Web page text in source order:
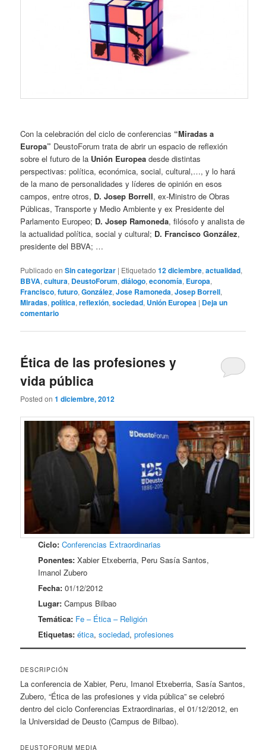
Con la celebración del ciclo de conferencias “Miradas a
Europa” DeustoForum trata de abrir un espacio de reflexión
sobre el futuro de la Unión Europea desde distintas
perspectivas: política, económica, social, cultural,…, y lo hará
de la mano de personalidades y líderes de opinión en esos
campos, entre otros, D. Josep Borrell, ex-Ministro de Obras
Públicas, Transporte y Medio Ambiente y ex Presidente del
Parlamento Europeo; D. Josep Ramoneda, filósofo y analista de
la actualidad política, social y cultural; D. Francisco González,
presidente del BBVA; …
Publicado en Sin categorizar | Etiquetado 12 diciembre,actualidad,
BBVA,cultura, DeustoForum,diálogo,economía, Europa,
Francisco,futuro,González,Jose Ramoneda,Josep Borrell,
Miradas,política,reflexión,sociedad, Unión Europea | Deja un
comentario
Ética de las profesiones y
vida pública
Posted on1 diciembre, 2012
Ciclo: Conferencias Extraordinarias
Ponentes: Xabier Etxeberria, Peru Sasía Santos,
Imanol Zubero
Fecha: 01/12/2012
Lugar: Campus Bilbao
Temática: Fe – Ética – Religión
Etiquetas: ética,sociedad,profesiones
DESCRIPCIÓN
La conferencia de Xabier, Peru, Imanol Etxeberria, Sasía Santos,
Zubero, “Ética de las profesiones y vida pública” se celebró
dentro del ciclo Conferencias Extraordinarias, el 01/12/2012, en
la Universidad de Deusto (Campus de Bilbao).
DEUSTOFORUM MEDIA